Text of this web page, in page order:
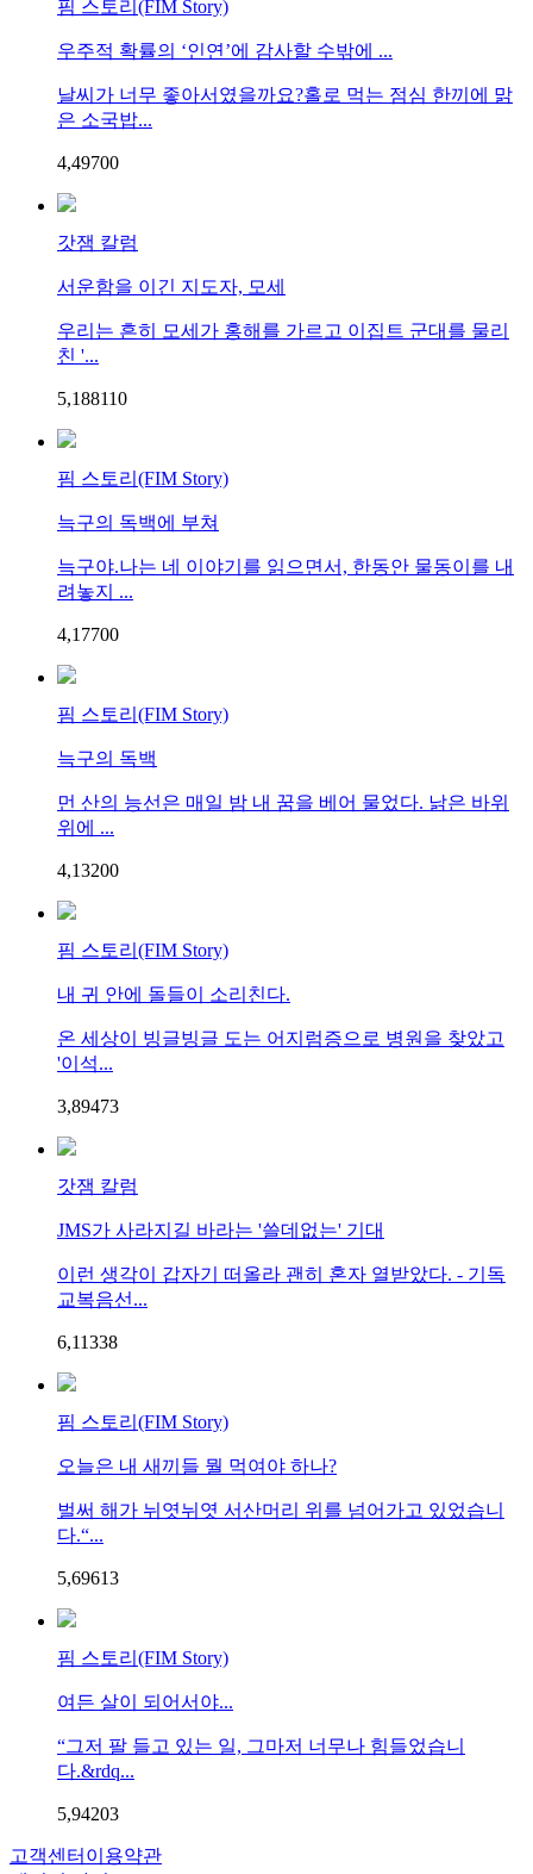
핌 스토리(FIM Story)
우주적 확률의 ‘인연’에 감사할 수밖에 ...
날씨가 너무 좋아서였을까요?홀로 먹는 점심 한끼에 맑
은 소국밥...
4,49700
갓잼 칼럼
서운함을 이긴 지도자, 모세
우리는 흔히 모세가 홍해를 가르고 이집트 군대를 물리
친 '...
5,188110
핌 스토리(FIM Story)
늑구의 독백에 부쳐
늑구야.나는 네 이야기를 읽으면서, 한동안 물동이를 내
려놓지 ...
4,17700
핌 스토리(FIM Story)
늑구의 독백
먼 산의 능선은 매일 밤 내 꿈을 베어 물었다. 낡은 바위
위에 ...
4,13200
핌 스토리(FIM Story)
내 귀 안에 돌들이 소리친다.
온 세상이 빙글빙글 도는 어지럼증으로 병원을 찾았고
'이석...
3,89473
갓잼 칼럼
JMS가 사라지길 바라는 '쓸데없는' 기대
이런 생각이 갑자기 떠올라 괜히 혼자 열받았다. - 기독
교복음선...
6,11338
핌 스토리(FIM Story)
오늘은 내 새끼들 뭘 먹여야 하나?
벌써 해가 뉘엿뉘엿 서산머리 위를 넘어가고 있었습니
다.“...
5,69613
핌 스토리(FIM Story)
여든 살이 되어서야...
“그저 팔 들고 있는 일, 그마저 너무나 힘들었습니
다.&rdq...
5,94203
고객센터 이용약관